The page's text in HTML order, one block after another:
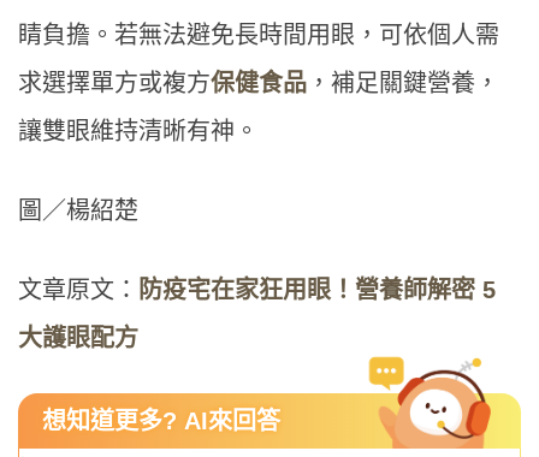
睛負擔。若無法避免長時間用眼，可依個人需
求選擇單方或複方保健食品 ，補足關鍵營養，
讓雙眼維持清晰有神。
圖／楊紹楚
文章原文： 防疫宅在家狂用眼！營養師解密 5
大護眼配方
想知道更多? AI來回答